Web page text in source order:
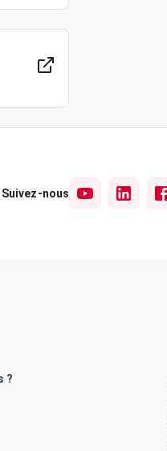
Suivez-nous
?